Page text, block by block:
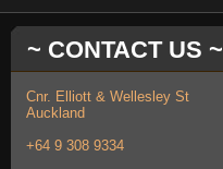
~ CONTACT US ~
Cnr. Elliott & Wellesley St
Auckland
+64 9 308 9334